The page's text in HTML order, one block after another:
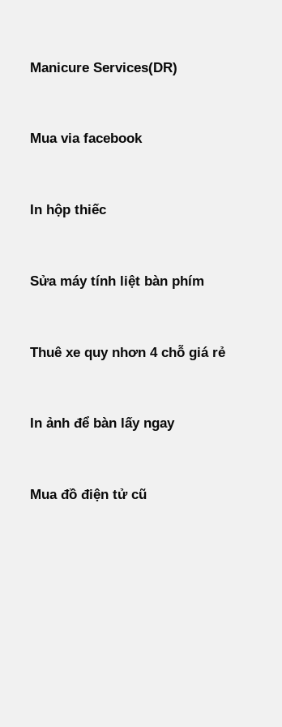
Manicure Services(DR)
Mua via facebook
In hộp thiếc
Sửa máy tính liệt bàn phím
Thuê xe quy nhơn 4 chỗ giá rẻ
In ảnh để bàn lấy ngay
Mua đồ điện tử cũ